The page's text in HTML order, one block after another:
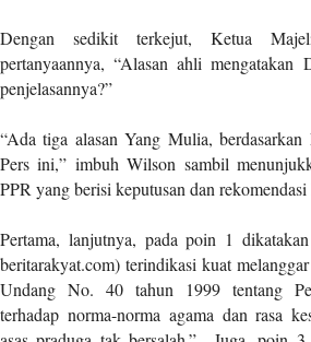
i
=
"
"
f
u
i
d
_
Dengan sedikit terkejut, Ketua
pertanyaannya, “Alasan ahli mengatakan
penjelasannya?”
“Ada tiga alasan Yang Mulia,
Pers ini,” imbuh Wilson sambil
PPR yang berisi keputusan dan
Pertama, lanjutnya, pada poin 1
beritarakyat.com) terindikasi kuat
Undang No. 40 tahun 1999 tentang
terhadap norma-norma agama dan rasa